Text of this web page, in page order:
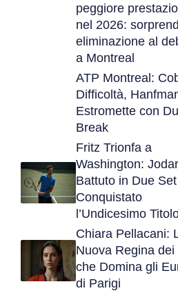
peggiore
nel 2026:
eliminazione al
a Montreal
ATP Montreal:
Difficoltà,
Estromette con
Break
Fritz Trionfa a
Washington: Jodar
Battuto in Due
Conquistato
l’Undicesimo
Chiara Pellacani:
Nuova Regina dei
che Domina gli
di Parigi